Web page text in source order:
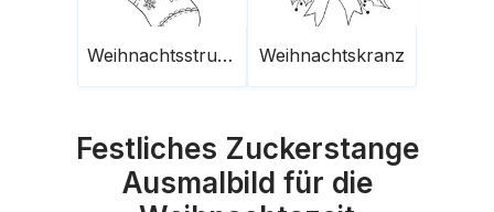
Weihnachtsstrumpf Weihnachtskranz
Festliches Zuckerstange
Ausmalbild für die